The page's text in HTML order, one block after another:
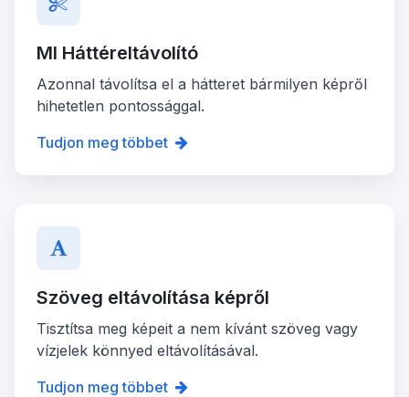
MI Háttéreltávolító
Azonnal távolítsa el a hátteret bármilyen képről
hihetetlen pontossággal.
Tudjon meg többet
Szöveg eltávolítása képről
Tisztítsa meg képeit a nem kívánt szöveg vagy
vízjelek könnyed eltávolításával.
Tudjon meg többet